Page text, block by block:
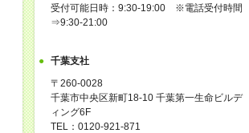
受付可能日時：9:30-19:00 ※電話受付時間
⇒9:30-21:00
千葉支社
〒260-0028
千葉市中央区新町18-10 千葉第一生命ビルデ
ィング6F
TEL：0120-921-871